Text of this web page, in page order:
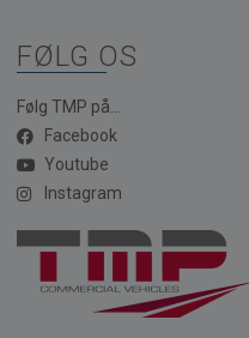
FØLG OS
Følg TMP på...
Facebook
Youtube
Instagram